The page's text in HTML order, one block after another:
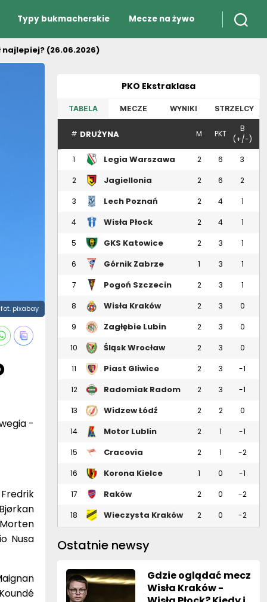
Typy bukmacherskie Mecze na żywo
(26.06.2026)
fot. pixabay
-
Nusa
PKO Ekstraklasa
TABELA MECZE WYNIKI STRZELCY
# DRUŻYNA M PKT
B
(+/-)
1
Legia Warszawa 2 6 3
2
Jagiellonia
2 6 2
3 Lech Poznań 2 4 1
4 Wisła Płock 2 4 1
5 GKS Katowice 2 3 1
6 Górnik Zabrze 1 3 1
7 Pogoń Szczecin 2 3 1
8 Wisła Kraków 2 3 0
9 Zagłębie Lubin 2 3 0
10 Śląsk Wrocław 2 3 0
11 Piast Gliwice 2 3 -1
12 Radomiak Radom 2 3 -1
13 Widzew Łódź 2 2 0
14 Motor Lublin 2 1 -1
15 Cracovia 2 1 -2
16 Korona Kielce 1 0 -1
17
Raków
2 0 -2
18 Wieczysta Kraków 2 0 -2
Ostatnie newsy
Gdzie oglądać mecz
Wisła Kraków -